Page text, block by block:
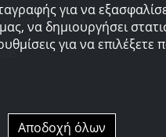
για να
να δημιουργήσει
για να επιλέξετε
Αποδοχή όλων